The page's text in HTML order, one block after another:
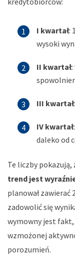
I kwartał:
wysoki
II kwartał
III kwartał
IV kwartał
daleko od
Te liczby
trend jest
planował
zadowolić się
wymowny jest fakt,
wzmożonej
porozumień.